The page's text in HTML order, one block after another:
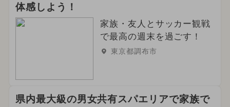
体感しよう！
家族・友人とサッカー観戦
で最高の週末を過ごす！
東京都調布市
県内最大級の男女共有スパエリアで家族で